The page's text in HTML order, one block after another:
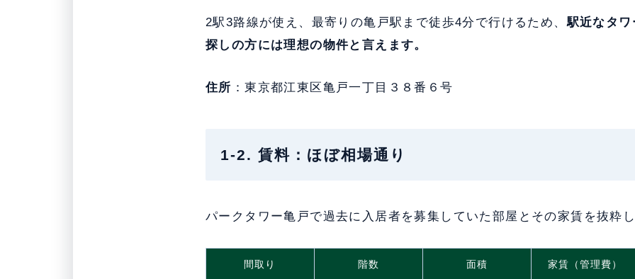
2駅3路線が使え、最寄りの亀戸駅まで徒歩4分で行けるため、駅近なタ
探しの方には理想の物件と言えます。
住所 ：東京都江東区亀戸一丁目３８番６号
1-2. 賃料：ほぼ相場通り
パークタワー亀戸で過去に入居者を募集していた部屋とその家賃を抜粋
間取り 階数 面積 家賃（管理費）